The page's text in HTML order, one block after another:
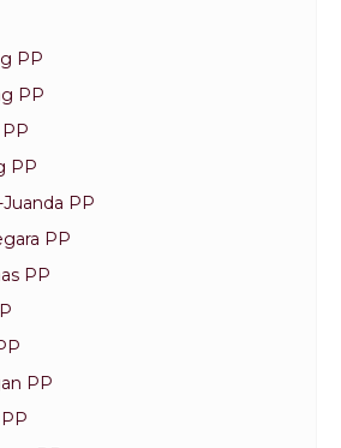
PP
PP
PP
PP
PP
PP
PP